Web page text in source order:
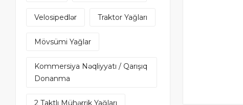
Velosipedlər Traktor Yağları
Mövsümi Yağlar
Kommersiya Nəqliyyatı / Qarışıq
Donanma
2 Taktlı Mühərrik Yağları